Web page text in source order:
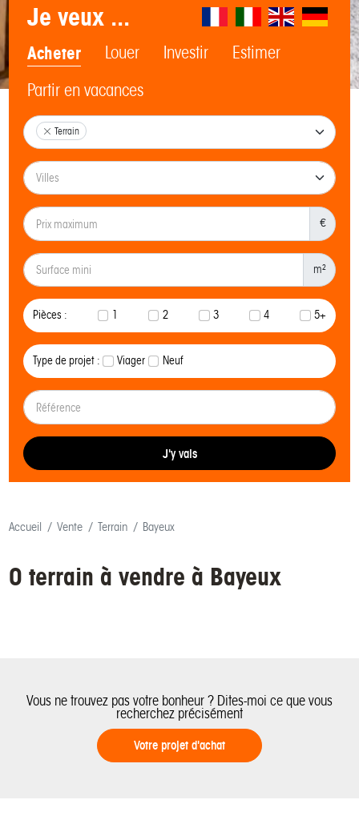
Je veux ...
Acheter Louer Investir
Estimer
Partir en vacances
Terrain
€
m²
Pièces : 1 2 3 4 5+
Type de projet : Viager Neuf
J'y vais
Accueil Vente Terrain Bayeux
0 terrain à vendre à Bayeux
Vous ne trouvez pas votre bonheur ? Dites-moi ce que vous
recherchez précisément
Votre projet d'achat